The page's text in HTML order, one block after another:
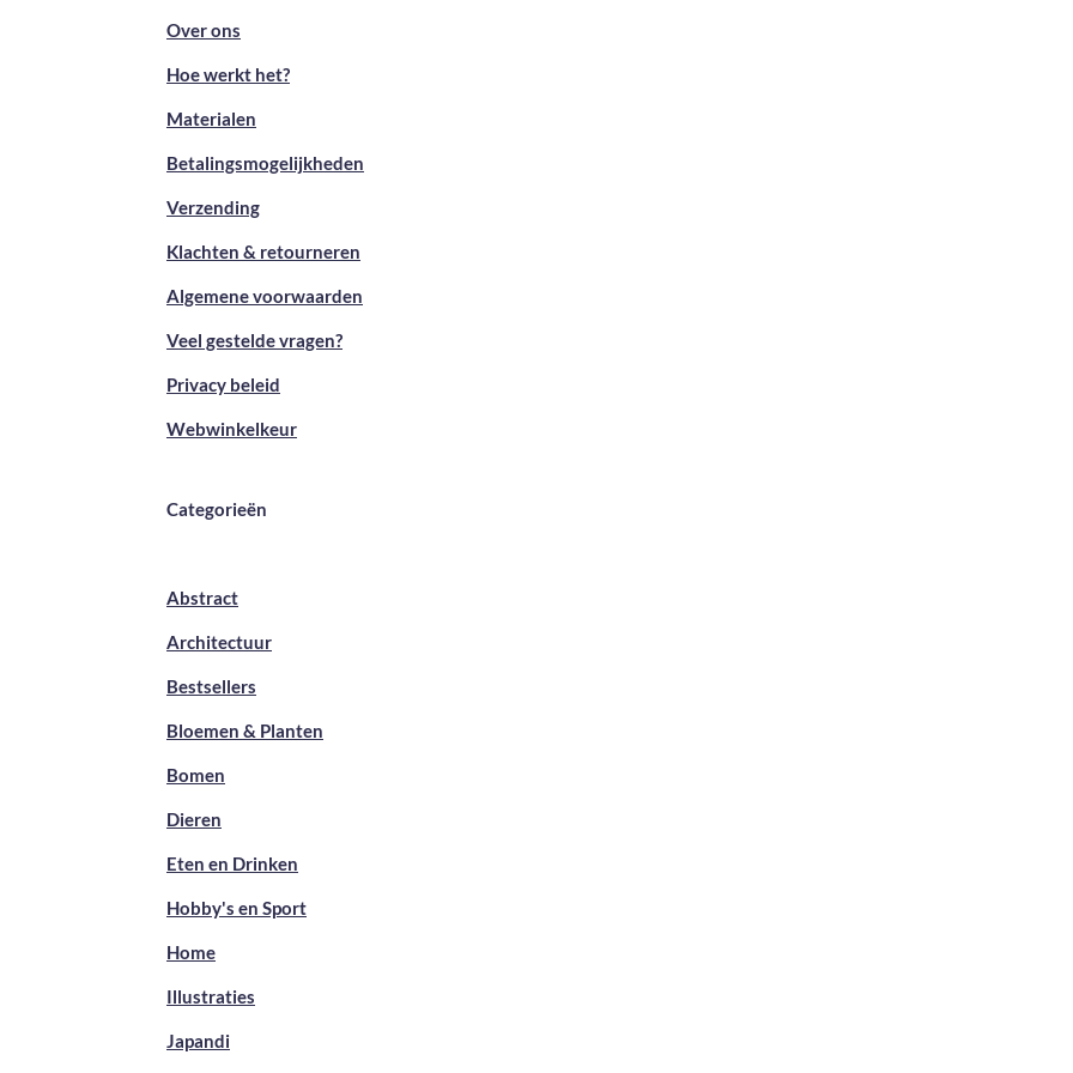
Over ons
Hoe werkt het?
Materialen
Betalingsmogelijkheden
Verzending
Klachten & retourneren
Algemene voorwaarden
Veel gestelde vragen?
Privacy beleid
Webwinkelkeur
Categorieën
Abstract
Architectuur
Bestsellers
Bloemen & Planten
Bomen
Dieren
Eten en Drinken
Hobby's en Sport
Home
Illustraties
Japandi